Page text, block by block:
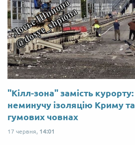
"Кілл-зона" замість
неминучу ізоляцію Криму
гумових човнах
17 червня, 14:01